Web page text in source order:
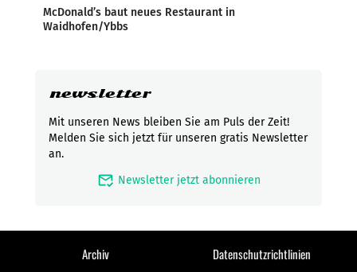
McDonald’s baut neues Restaurant in
Waidhofen/Ybbs
newsletter
Mit unseren News bleiben Sie am Puls der Zeit!
Melden Sie sich jetzt für unseren gratis Newsletter
an.
mark_email_read Newsletter jetzt abonnieren
Archiv
Datenschutzrichtlinien